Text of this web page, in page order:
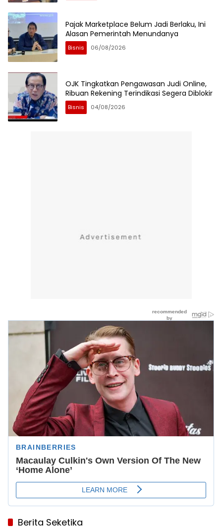
Pajak Marketplace Belum Jadi Berlaku, Ini
Alasan Pemerintah Menundanya
Bisnis 06/08/2026
OJK Tingkatkan Pengawasan Judi Online,
Ribuan Rekening Terindikasi Segera Diblokir
Bisnis 04/08/2026
Berita Seketika